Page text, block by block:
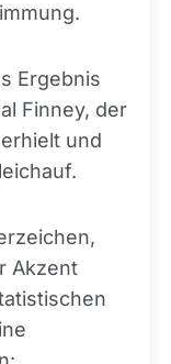
Ergebnis
Finney, der
und
Akzent